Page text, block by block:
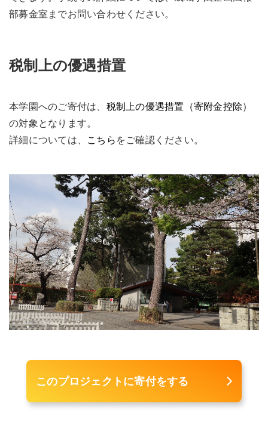
部募金室までお問い合わせください。
税制上の優遇措置
本学園へのご寄付は、 税制上の優遇措置（寄附金控除）
の対象となります。
詳細については、 こちらをご確認ください。
このプロジェクトに寄付をする